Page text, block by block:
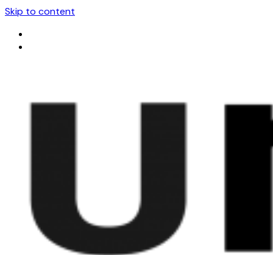
Skip to content